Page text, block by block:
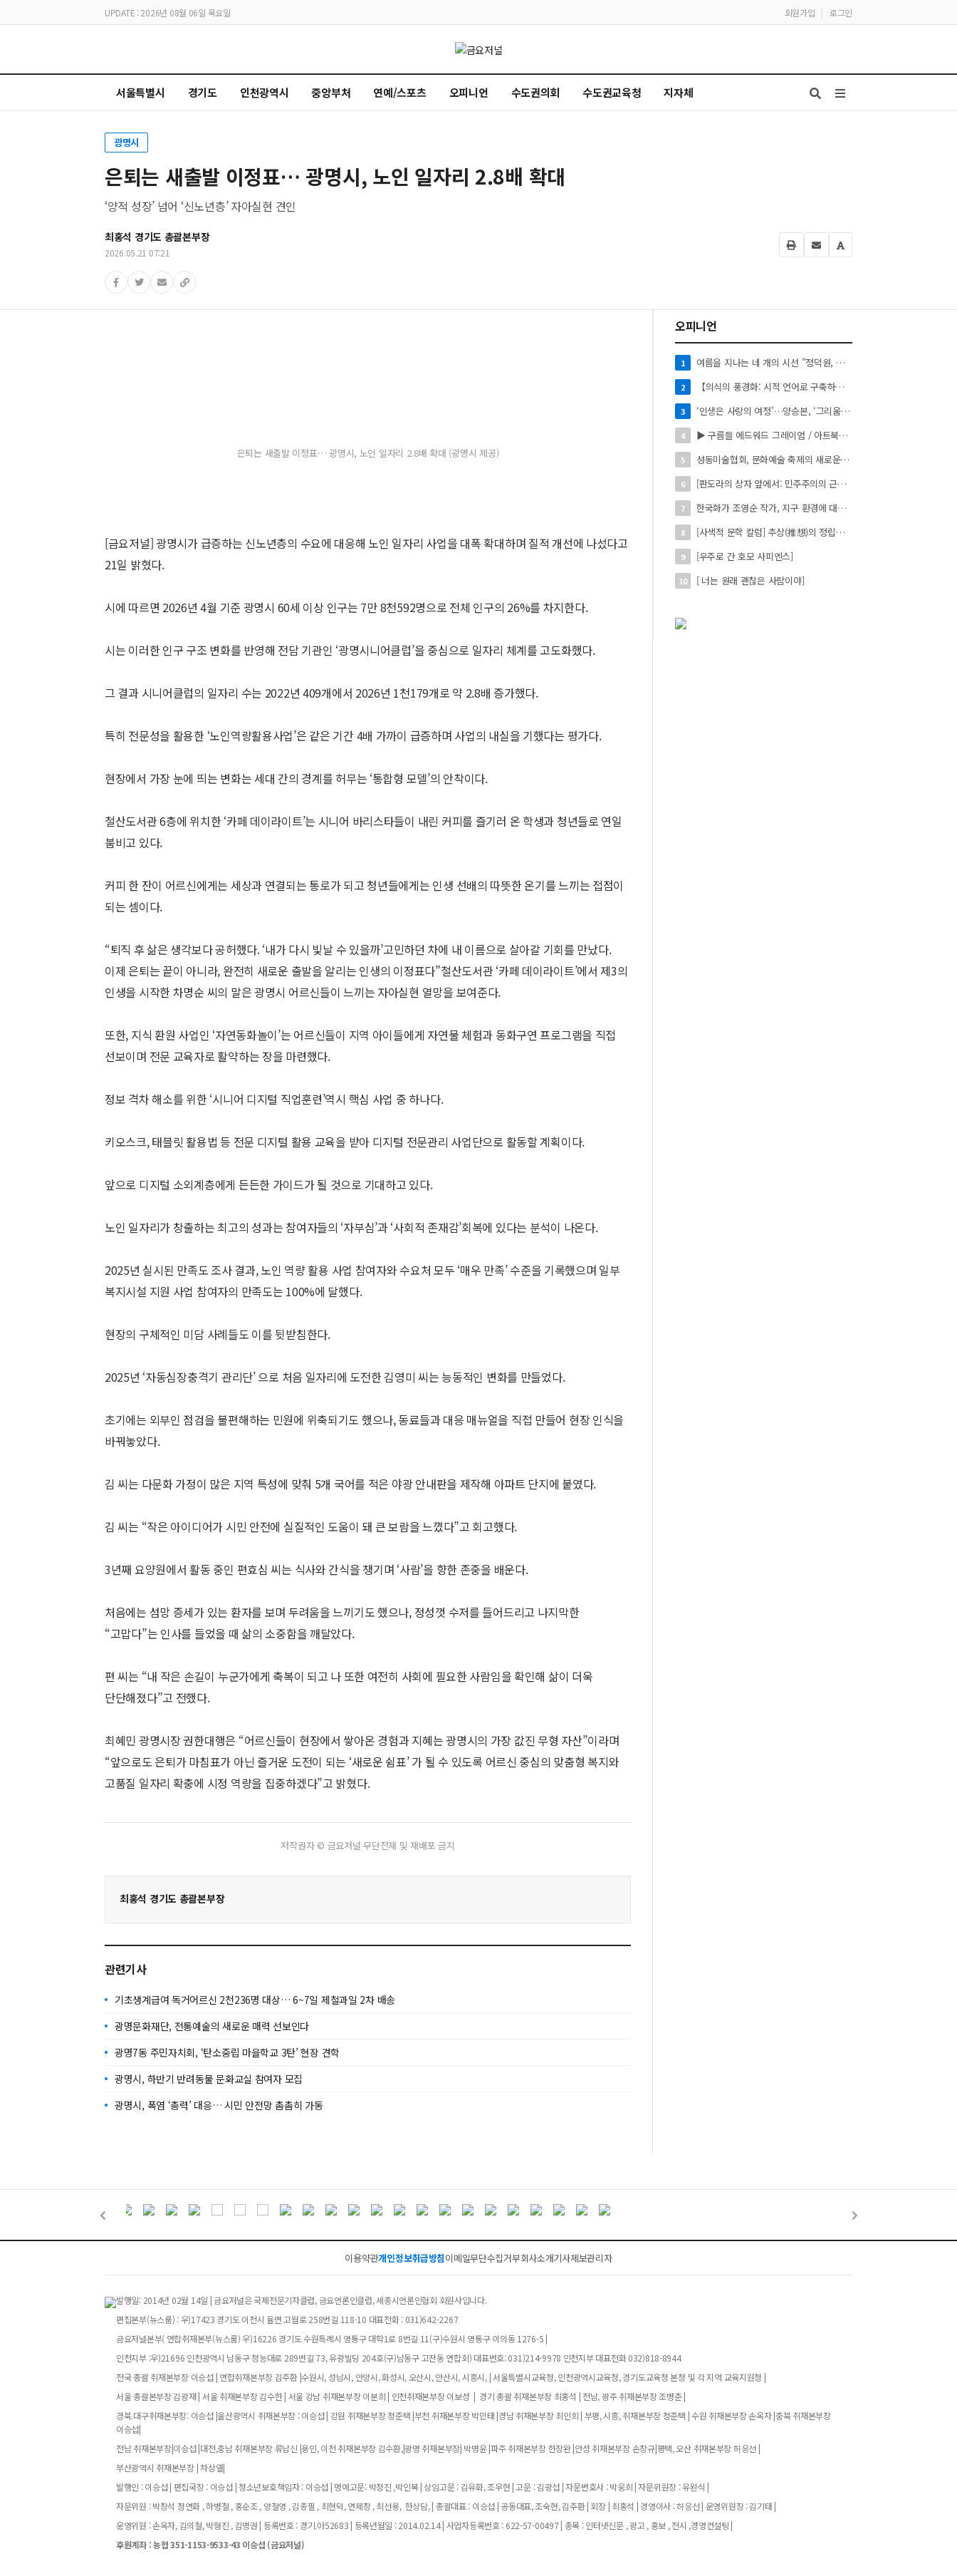
UPDATE : 2026년 08월 06일 목요일 회원가입 | 로그인
서울특별시 경기도 인천광역시 중앙부처 연예/스포츠 오피니언 수도권의회 수도권교육청 지자체
광명시
은퇴는 새출발 이정표… 광명시, 노인 일자리 2.8배 확대
‘양적 성장’ 넘어 ‘신노년층’ 자아실현 견인
최홍석 경기도 총괄본부장
2026.05.21 07:21
은퇴는 새출발 이정표… 광명시, 노인 일자리 2.8배 확대 (광명시 제공)
[금요저널] 광명시가 급증하는 신노년층의 수요에 대응해 노인 일자리 사업을 대폭 확대하며 질적 개선에 나섰다고
21일 밝혔다.
시에 따르면 2026년 4월 기준 광명시 60세 이상 인구는 7만 8천592명으로 전체 인구의 26%를 차지한다.
시는 이러한 인구 구조 변화를 반영해 전담 기관인 ‘광명시니어클럽’을 중심으로 일자리 체계를 고도화했다.
그 결과 시니어클럽의 일자리 수는 2022년 409개에서 2026년 1천179개로 약 2.8배 증가했다.
특히 전문성을 활용한 ‘노인역량활용사업’은 같은 기간 4배 가까이 급증하며 사업의 내실을 기했다는 평가다.
현장에서 가장 눈에 띄는 변화는 세대 간의 경계를 허무는 ‘통합형 모델’의 안착이다.
철산도서관 6층에 위치한 ‘카페 데이라이트’는 시니어 바리스타들이 내린 커피를 즐기러 온 학생과 청년들로 연일
붐비고 있다.
커피 한 잔이 어르신에게는 세상과 연결되는 통로가 되고 청년들에게는 인생 선배의 따뜻한 온기를 느끼는 접점이
되는 셈이다.
“퇴직 후 삶은 생각보다 공허했다. ‘내가 다시 빛날 수 있을까’고민하던 차에 내 이름으로 살아갈 기회를 만났다.
이제 은퇴는 끝이 아니라, 완전히 새로운 출발을 알리는 인생의 이정표다”철산도서관 ‘카페 데이라이트’에서 제3의
인생을 시작한 차명순 씨의 말은 광명시 어르신들이 느끼는 자아실현 열망을 보여준다.
또한, 지식 환원 사업인 ‘자연동화놀이’는 어르신들이 지역 아이들에게 자연물 체험과 동화구연 프로그램을 직접
선보이며 전문 교육자로 활약하는 장을 마련했다.
정보 격차 해소를 위한 ‘시니어 디지털 직업훈련’역시 핵심 사업 중 하나다.
키오스크, 태블릿 활용법 등 전문 디지털 활용 교육을 받아 디지털 전문관리 사업단으로 활동할 계획이다.
앞으로 디지털 소외계층에게 든든한 가이드가 될 것으로 기대하고 있다.
노인 일자리가 창출하는 최고의 성과는 참여자들의 ‘자부심’과 ‘사회적 존재감’회복에 있다는 분석이 나온다.
2025년 실시된 만족도 조사 결과, 노인 역량 활용 사업 참여자와 수요처 모두 ‘매우 만족’ 수준을 기록했으며 일부
복지시설 지원 사업 참여자의 만족도는 100%에 달했다.
현장의 구체적인 미담 사례들도 이를 뒷받침한다.
2025년 ‘자동심장충격기 관리단’ 으로 처음 일자리에 도전한 김영미 씨는 능동적인 변화를 만들었다.
초기에는 외부인 점검을 불편해하는 민원에 위축되기도 했으나, 동료들과 대응 매뉴얼을 직접 만들어 현장 인식을
바꿔놓았다.
김 씨는 다문화 가정이 많은 지역 특성에 맞춰 5개 국어를 적은 야광 안내판을 제작해 아파트 단지에 붙였다.
김 씨는 “작은 아이디어가 시민 안전에 실질적인 도움이 돼 큰 보람을 느꼈다”고 회고했다.
3년째 요양원에서 활동 중인 편효심 씨는 식사와 간식을 챙기며 ‘사람’을 향한 존중을 배운다.
처음에는 섬망 증세가 있는 환자를 보며 두려움을 느끼기도 했으나, 정성껏 수저를 들어드리고 나지막한
“고맙다”는 인사를 들었을 때 삶의 소중함을 깨달았다.
편 씨는 “내 작은 손길이 누군가에게 축복이 되고 나 또한 여전히 사회에 필요한 사람임을 확인해 삶이 더욱
단단해졌다”고 전했다.
최혜민 광명시장 권한대행은 “어르신들이 현장에서 쌓아온 경험과 지혜는 광명시의 가장 값진 무형 자산”이라며
“앞으로도 은퇴가 마침표가 아닌 즐거운 도전이 되는 ‘새로운 쉼표’ 가 될 수 있도록 어르신 중심의 맞춤형 복지와
고품질 일자리 확충에 시정 역량을 집중하겠다”고 밝혔다.
저작권자 © 금요저널 무단전재 및 재배포 금지
최홍석 경기도 총괄본부장
관련기사
기초생계급여 독거어르신 2천236명 대상… 6~7일 제철과일 2차 배송
광명문화재단, 전통예술의 새로운 매력 선보인다
광명7동 주민자치회, ‘탄소중립 마을학교 3탄’ 현장 견학
광명시, 하반기 반려동물 문화교실 참여자 모집
광명시, 폭염 ‘총력’ 대응… 시민 안전망 촘촘히 가동
오피니언
1 여름을 지나는 네 개의 시선 "정덕원, 나지윤, 민선홍, 정윤하 작가" 4인 展
2 【의식의 풍경화: 시적 언어로 구축하는 실존의 미학】
3 ‘인생은 사랑의 여정’…양승본, ‘그리움의 빛’
4 ▶ 구름들 에드워드 그레이엄 / 아트북스 / 288쪽
5 성동미술협회, 문화예술 축제의 새로운 시작 ‘2026 서울숲 국제 아트 페스타’ 개최
6 [판도라의 상자 앞에서: 민주주의의 근원을 묻다]
7 한국화가 조영순 작가, 지구 환경에 대한 이야기 '사라진 동물의 수호 서사' 개인전 진행 中
8 [사색적 문학 칼럼] 추상(推想)의 정립과 육화(肉化)의 도(道)
9 [우주로 간 호모 사피엔스]
10 [ 너는 원래 괜찮은 사람이야]
이용약관개인정보취급방침이메일무단수집거부회사소개기사제보관리자
발행일: 2014년 02월 14일 | 금요저널은 국제전문기자클럽, 금요언론인클럽, 세종시언론인협회 회원사입니다.
편집본부(뉴스룸) : 우)17423 경기도 이천시 율면 고월로 258번길 118-10 대표전화 : 031)642-2267
금요저널본부( 연합취재본부(뉴스룸) 우)16226 경기도 수원특례시 영통구 대학1로 8번길 11(구)수원시 영통구 이의동 1276-5 |
인천지부 :우)21696 인천광역시 남동구 청능대로 289번길 73, 유광빌딩 204호(구)남동구 고잔동 연합회) 대표번호: 031)214-9978 인천지부 대표전화 032)818-8944
전국 총괄 취재본부장 이승섭 | 연합취재본부장 김주환 |수원시, 성남시, 안양시, 화성시, 오산시, 안산시, 시흥시, | 서울특별시교육청, 인천광역시교육청, 경기도교육청 본청 및 각 지역 교육지원청 |
서울 총괄본부장 김광재 | 서울 취재본부장 김수한 | 서울 강남 취재본부장 이분희 | 인천취재본부장 이보성 | 경기 총괄 취재본부장 최홍석 | 전남, 광주 취재본부장 조병춘 |
경북.대구취재본부장: 이승섭 |울산광역시 취재본부장 : 이승섭 | 강원 취재본부장 정준택 |부천 취재본부장 박민태 |경남 취재본부장 최인희 | 부평, 시흥, 취재본부장 정준택 | 수원 취재본부장 손옥자 |충북 취재본부장
이승섭|
전남 취재본부장|이승섭 |대전,충남 취재본부장 류남신 |용인, 이천 취재본부장 김수환,|광명 취재본부장| 박병윤 |파주 취재본부장 한장완 |안성 취재본부장 손창규|평택, 오산 취재본부장 허응선 |
부산광역시 취재본부장 | 차상열|
발행인 : 이승섭 | 편집국장 : 이승섭 | 청소년보호책임자 : 이승섭 | 명예고문: 박정진 ,박인복 | 상임고문 : 김유화, 조우현 | 고문 : 김광섭 | 자문변호사 : 박웅희 | 자문위원장 : 유완식 |
자문위원 : 박창석 정연화 , 하병철 , 홍순조 , 양철영 , 김종필 , 최현덕, 연제창 , 최선용, 한상담, | 총괄대표 : 이승섭 | 공동대표, 조숙현, 김주환 | 회장 | 최홍석 | 경영이사 : 허응선 | 운영위원장 : 김기태 |
운영위원 : 손옥자, 김의철, 박형진 , 김명권 | 등록번호 : 경기.아52683 | 등록년월일 : 2014.02.14 | 사업자등록번호 : 622-57-00497 | 종목 : 인터넷신문 , 광고 , 홍보 , 전시 ,경영컨설팅 |
후원계좌 : 농협 351-1153-9533-43 이승섭 (금요저널)